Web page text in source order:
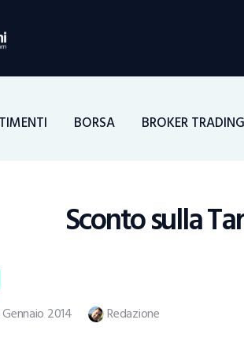
BORSA BROKER TRADING
Sconto sulla
Borsa
Guide Al
2014 Redazione